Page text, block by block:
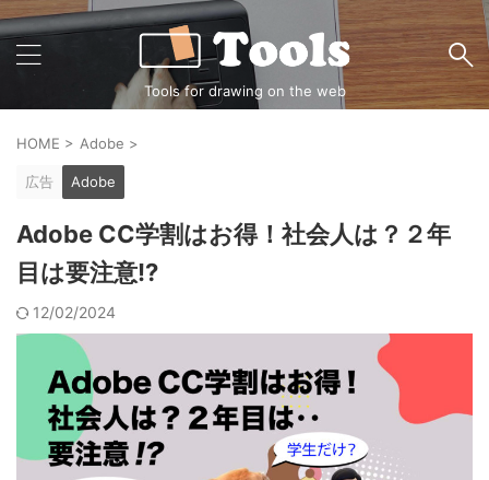
Tools for drawing on the web
HOME > Adobe >
広告 Adobe
Adobe CC学割はお得！社会人は？２年
目は要注意!?
12/02/2024